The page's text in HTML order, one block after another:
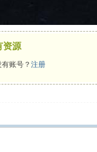
资源
账号？ 注册